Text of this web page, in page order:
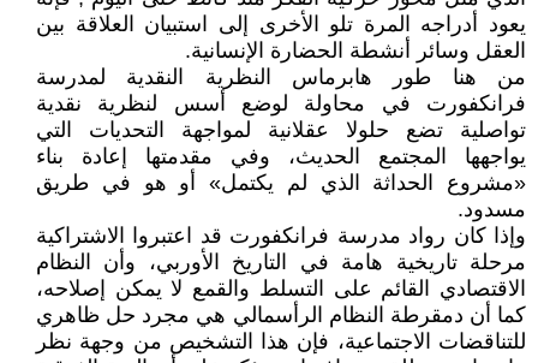
يعود أدراجه المرة تلو الأخرى إلى استبيان العلاقة بين
العقل وسائر أنشطة الحضارة الإنسانية.
من هنا طور هابرماس النظرية النقدية لمدرسة
فرانكفورت في محاولة لوضع أسس لنظرية نقدية
تواصلية تضع حلولا عقلانية لمواجهة التحديات التي
يواجهها المجتمع الحديث، وفي مقدمتها إعادة بناء
«مشروع الحداثة الذي لم يكتمل» أو هو في طريق
مسدود.
وإذا كان رواد مدرسة فرانكفورت قد اعتبروا الاشتراكية
مرحلة تاريخية هامة في التاريخ الأوربي، وأن النظام
الاقتصادي القائم على التسلط والقمع لا يمكن إصلاحه،
كما أن دمقرطة النظام الرأسمالي هي مجرد حل ظاهري
للتناقضات الاجتماعية، فإن هذا التشخيص من وجهة نظر